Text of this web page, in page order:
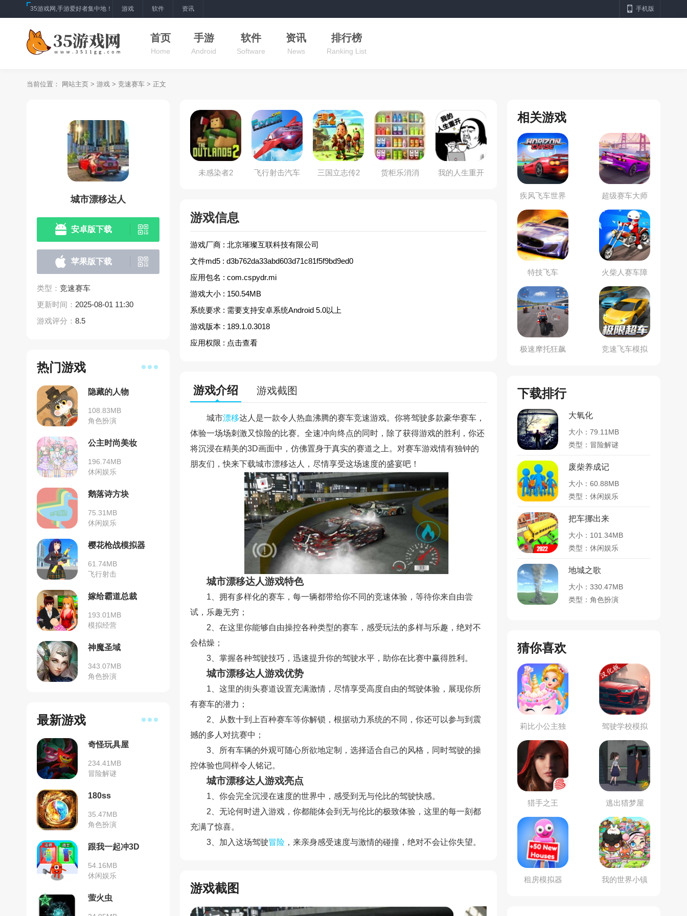
35游戏网,手游爱好者集中地！ 游戏 软件 资讯 手机版
首页
Home
手游
Android
软件
Software
资讯
News
排行榜
Ranking List
当前位置： 网站主页 > 游戏 > 竞速赛车 > 正文
城市漂移达人
安卓版下载
苹果版下载
类型： 竞速赛车
更新时间： 2025-08-01 11:30
游戏评分： 8.5
热门游戏
隐藏的人物
108.83MB
角色扮演
公主时尚美妆
196.74MB
休闲娱乐
鹅落诗方块
75.31MB
休闲娱乐
樱花枪战模拟器
61.74MB
飞行射击
嫁给霸道总裁
193.01MB
模拟经营
神魔圣域
343.07MB
角色扮演
最新游戏
奇怪玩具屋
234.41MB
冒险解谜
180ss
35.47MB
角色扮演
跟我一起冲3D
54.16MB
休闲娱乐
萤火虫
未感染者2
飞行射击汽车
三国立志传2 货柜乐消消 我的人生重开
游戏信息
游戏厂商 : 北京璀璨互联科技有限公司
文件md5 : d3b762da33abd603d71c81f5f9bd9ed0
应用包名 : com.cspydr.mi
游戏大小 : 150.54MB
系统要求 : 需要支持安卓系统Android 5.0以上
游戏版本 : 189.1.0.3018
应用权限 : 点击查看
游戏介绍 游戏截图
城市漂移达人是一款令人热血沸腾的赛车竞速游戏。你将驾驶多款豪华赛车，
体验一场场刺激又惊险的比赛。全速冲向终点的同时，除了获得游戏的胜利，你还
将沉浸在精美的3D画面中，仿佛置身于真实的赛道之上。对赛车游戏情有独钟的
朋友们，快来下载城市漂移达人，尽情享受这场速度的盛宴吧！
城市漂移达人游戏特色
1、拥有多样化的赛车，每一辆都带给你不同的竞速体验，等待你来自由尝
试，乐趣无穷；
2、在这里你能够自由操控各种类型的赛车，感受玩法的多样与乐趣，绝对不
会枯燥；
3、掌握各种驾驶技巧，迅速提升你的驾驶水平，助你在比赛中赢得胜利。
城市漂移达人游戏优势
1、这里的街头赛道设置充满激情，尽情享受高度自由的驾驶体验，展现你所
有赛车的潜力；
2、从数十到上百种赛车等你解锁，根据动力系统的不同，你还可以参与到震
撼的多人对抗赛中；
3、所有车辆的外观可随心所欲地定制，选择适合自己的风格，同时驾驶的操
控体验也同样令人铭记。
城市漂移达人游戏亮点
1、你会完全沉浸在速度的世界中，感受到无与伦比的驾驶快感。
2、无论何时进入游戏，你都能体会到无与伦比的极致体验，这里的每一刻都
充满了惊喜。
3、加入这场驾驶冒险 ，来亲身感受速度与激情的碰撞，绝对不会让你失望。
游戏截图
相关游戏
疾风飞车世界 超级赛车大师
特技飞车
火柴人赛车障
碍赛
极速摩托狂飙 竞速飞车模拟
下载排行
大氧化
大小：79.11MB
类型：冒险解谜
废柴养成记
大小：60.88MB
类型：休闲娱乐
把车挪出来
大小：101.34MB
类型：休闲娱乐
地城之歌
大小：330.47MB
类型：角色扮演
猜你喜欢
莉比小公主独
角兽餐厅
驾驶学校模拟
猎手之王 逃出猎梦屋
租房模拟器
我的世界小镇